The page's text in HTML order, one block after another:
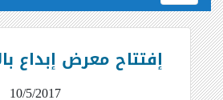
إفتتاح معرض إبداع
10/5/2017